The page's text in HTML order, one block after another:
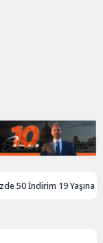
İndirim 19 Yaşına